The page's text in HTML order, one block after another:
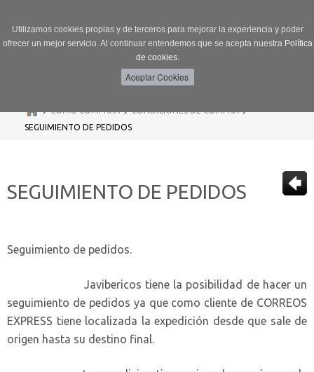
Utilizamos cookies propias y de terceros para mejorar la experiencia y poder
ofrecer un mejor servicio. Al continuar entendemos que se acepta nuestra Política
de cookies.
>CÓMO COMPRAR>CONDICIONES DE COMPRA>
SEGUIMIENTO DE PEDIDOS
SEGUIMIENTO DE PEDIDOS
Seguimiento de pedidos.
Javibericos tiene la posibilidad de hacer un
seguimiento de pedidos ya que como cliente de CORREOS
EXPRESS tiene localizada la expedición desde que sale de
origen hasta su destino final.